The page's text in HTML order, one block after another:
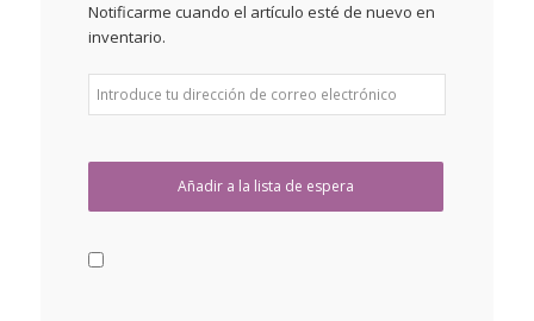
Notificarme cuando el artículo esté de nuevo en
inventario.